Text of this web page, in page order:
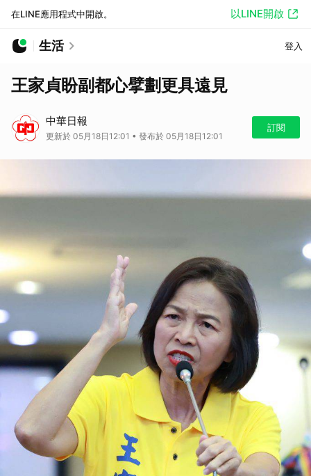
在LINE應用程式中開啟。 以LINE開啟
生活 登入
王家貞盼副都心擘劃更具遠見
中華日報
更新於 05月18日12:01 • 發布於 05月18日12:01
訂閱